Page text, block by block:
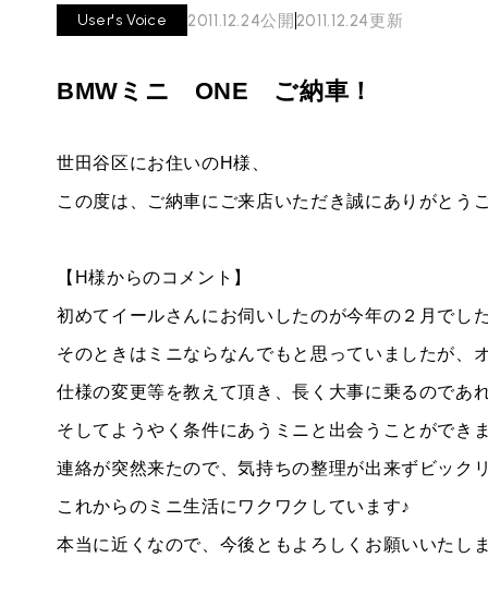
必要書類
BMWミニ買取査定依頼
ローバーミニ買取査定依頼
最近の修理実績
TOP
スタッフブログ
MINI KNOWLEDGE ミニナレッジ
TOP
ローバーミニナレッジ
ABOUT iR iRについて
会社概要
スタッフ紹介
リクルート
RECRUIT 採用情報
お問い合わせ
User's Voice 2011.12.24公開 2011.12.24更新
BMWミニ ONE ご納車！
世田谷区にお住いのH様、
この度は、ご納車にご来店いただき誠にありがとう
【H様からのコメント】
初めてイールさんにお伺いしたのが今年の２月でした
そのときはミニならなんでもと思っていましたが、
仕様の変更等を教えて頂き、長く大事に乗るのであ
そしてようやく条件にあうミニと出会うことができ
連絡が突然来たので、気持ちの整理が出来ずビック
これからのミニ生活にワクワクしています♪
本当に近くなので、今後ともよろしくお願いいたし